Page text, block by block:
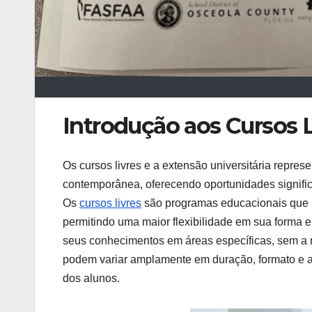
Introdução aos Cursos
Os cursos livres e a extensão universitária
contemporânea, oferecendo oportunidades
Os cursos livres são programas educacionais
permitindo uma maior flexibilidade em sua forma
seus conhecimentos em áreas específicas, sem
podem variar amplamente em duração, formato
dos alunos.